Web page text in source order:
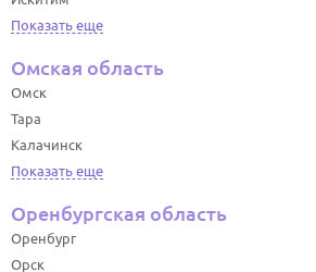
Показать еще
Омская область
Омск
Тара
Калачинск
Показать еще
Оренбургская область
Оренбург
Орск